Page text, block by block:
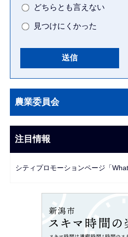
どちらとも言えない
見つけにくかった
文
こ
ま
で
ブ
ビ
ー
農業委員会
注目情報
シティプロモーションページ「